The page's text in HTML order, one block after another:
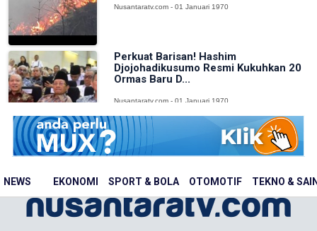
NEWS EKONOMI SPORT & BOLA OTOMOTIF TEKNO &
Nusantaratv.com - 01 Januari 1970
Perkuat Barisan! Hashim
Djojohadikusumo Resmi Kukuhkan 20
Ormas Baru D...
Nusantaratv.com - 01 Januari 1970